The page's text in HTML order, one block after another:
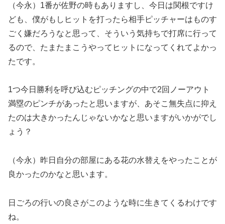
（今永）1番が佐野の時もありますし、今日は関根ですけ
ども、僕がもしヒットを打ったら相手ピッチャーはものす
ごく嫌だろうなと思って、そういう気持ちで打席に行って
るので、たまたまこうやってヒットになってくれてよかっ
たです。
1つ今日勝利を呼び込むピッチングの中で2回ノーアウト
満塁のピンチがあったと思いますが、あそこ無失点に抑え
たのは大きかったんじゃないかなと思いますがいかがでし
ょう？
（今永）昨日自分の部屋にある花の水替えをやったことが
良かったのかなと思います。
日ごろの行いの良さがこのような時に生きてくるわけです
ね。